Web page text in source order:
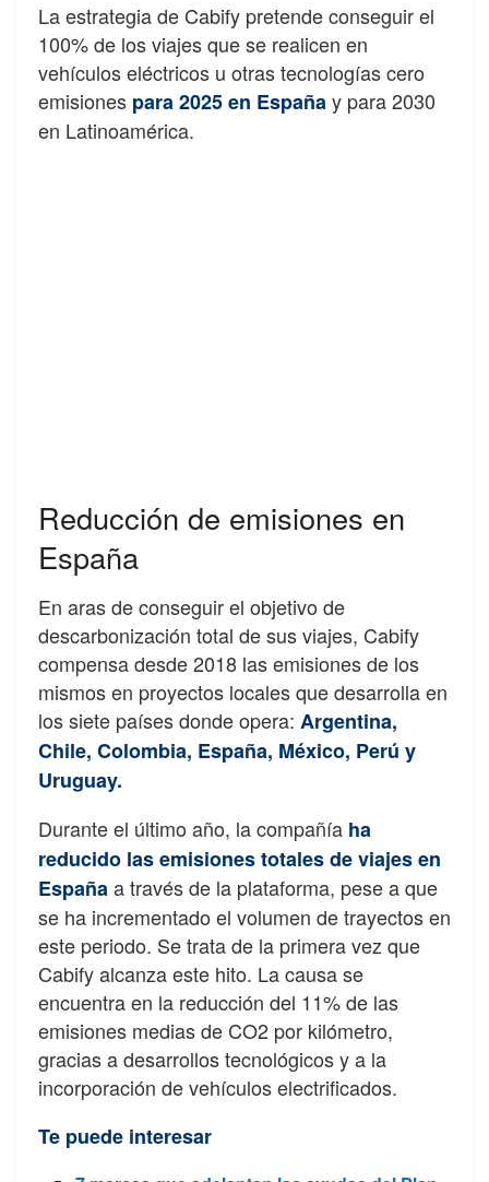
La estrategia de Cabify pretende conseguir el
100% de los viajes que se realicen en
vehículos eléctricos u otras tecnologías cero
emisiones para 2025 en Españay para 2030
en Latinoamérica.
Reducción de emisiones en
España
En aras de conseguir el objetivo de
descarbonización total de sus viajes, Cabify
compensa desde 2018 las emisiones de los
mismos en proyectos locales que desarrolla en
los siete países donde opera: Argentina,
Chile, Colombia, España, México, Perú y
Uruguay.
Durante el último año, la compañía ha
reducido las emisiones totales de viajes en
Españaa través de la plataforma, pese a que
se ha incrementado el volumen de trayectos en
este periodo. Se trata de la primera vez que
Cabify alcanza este hito. La causa se
encuentra en la reducción del 11% de las
emisiones medias de CO2 por kilómetro,
gracias a desarrollos tecnológicos y a la
incorporación de vehículos electrificados.
Te puede interesar